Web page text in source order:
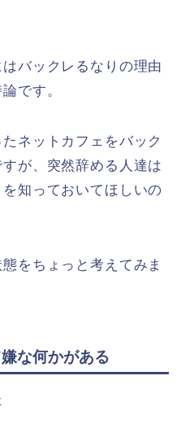
バックレるなりの理由
です。
ネットカフェをバック
が、突然辞める人達は
知っておいてほしいの
をちょっと考えてみま
な何かがある